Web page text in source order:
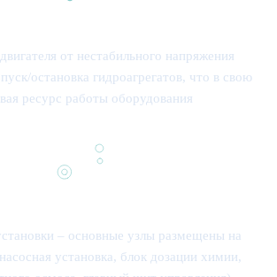
от нестабильного напряжения
остановка гидроагрегатов, что в свою
ресурс работы оборудования
– основные узлы размещены на
установка, блок дозации химии,